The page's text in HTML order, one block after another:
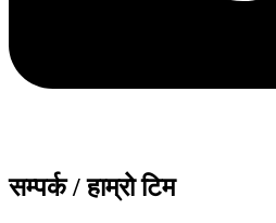
सम्पर्क / हाम्रो टिम